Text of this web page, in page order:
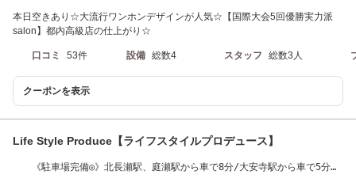
本日空きあり☆大流行ワンホンデザインが人気☆【国際大会5回優勝実力派
salon】都内高級店の仕上がり☆
口コミ 53件 設備 総数4 スタッフ 総数3人
クーポンを表示
Life Style Produce【ライフスタイルプロデュース】
《駐車場完備◎》北長瀬駅、庭瀬駅から車で8分/大安寺駅から車で5分